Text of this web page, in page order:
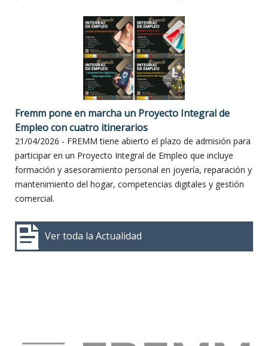
Fremm pone en marcha un Proyecto Integral de
Empleo con cuatro itinerarios
21/04/2026 - FREMM tiene abierto el plazo de admisión para
participar en un Proyecto Integral de Empleo que incluye
formación y asesoramiento personal en joyería, reparación y
mantenimiento del hogar, competencias digitales y gestión
comercial.
Ver toda la Actualidad